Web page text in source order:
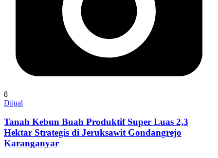
8
Dijual
Tanah Kebun Buah Produktif Super Luas 2,3
Hektar Strategis di Jeruksawit Gondangrejo
Karanganyar